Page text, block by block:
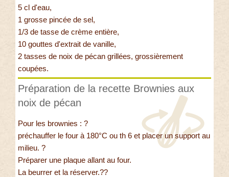
5 cl d'eau,
1 grosse pincée de sel,
1/3 de tasse de crème entière,
10 gouttes d'extrait de vanille,
2 tasses de noix de pécan grillées, grossièrement
coupées.
Préparation de la recette Brownies aux
noix de pécan
Pour les brownies : ?
préchauffer le four à 180°C ou th 6 et placer un support au
milieu. ?
Préparer une plaque allant au four.
La beurrer et la réserver.??